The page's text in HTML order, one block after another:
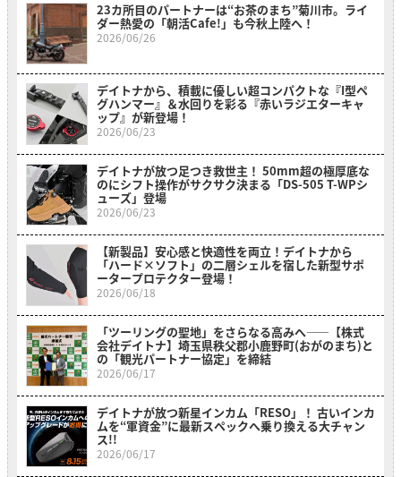
23カ所目のパートナーは“お茶のまち”菊川市。ライ
ダー熱愛の「朝活Cafe!」も今秋上陸へ！
2026/06/26
デイトナから、積載に優しい超コンパクトな『I型ペ
グハンマー』＆水回りを彩る『赤いラジエターキャ
ップ』が新登場！
2026/06/23
デイトナが放つ足つき救世主！ 50mm超の極厚底な
のにシフト操作がサクサク決まる「DS-505 T-WPシ
ューズ」登場
2026/06/23
【新製品】安心感と快適性を両立！デイトナから
「ハード×ソフト」の二層シェルを宿した新型サポ
ータープロテクター登場！
2026/06/18
「ツーリングの聖地」をさらなる高みへ――【株式
会社デイトナ】埼玉県秩父郡小鹿野町(おがのまち)と
の「観光パートナー協定」を締結
2026/06/17
デイトナが放つ新星インカム「RESO」！ 古いインカ
ムを“軍資金”に最新スペックへ乗り換える大チャン
ス!!
2026/06/17